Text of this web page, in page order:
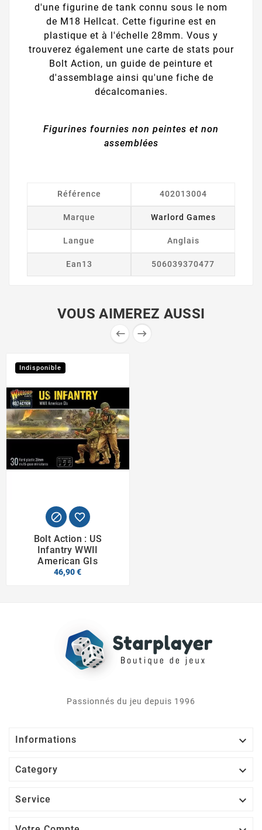
d'une figurine de tank connu sous le nom
de M18 Hellcat. Cette figurine est en
plastique et à l'échelle 28mm. Vous y
trouverez également une carte de stats pour
Bolt Action, un guide de peinture et
d'assemblage ainsi qu'une fiche de
décalcomanies.
Figurines fournies non peintes et non
assemblées
Référence 402013004
Marque Warlord Games
Langue Anglais
Ean13 506039370477
VOUS AIMEREZ AUSSI
 
Indisponible
 
Bolt Action : US
Infantry WWII
American GIs
46,90 €
Passionnés du jeu depuis 1996
Informations 
Category 
Service 